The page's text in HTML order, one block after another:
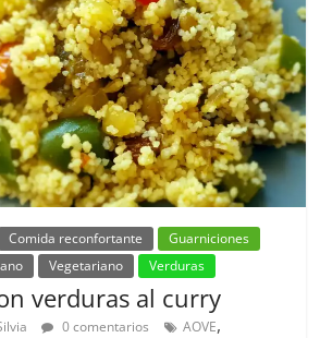
Comida reconfortante
Guarniciones
Vegetariano Verduras
verduras al curry
0 comentarios AOVE,